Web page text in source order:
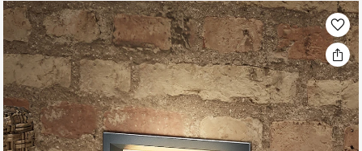
Μετάβαση
στο
τέλος
της
συλλογής
εικόνων